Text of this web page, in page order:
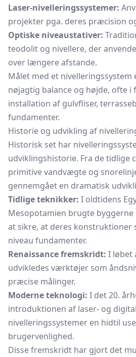
Laser-nivelleringssystemer:
projekter pga. deres præcision
Optiske niveaustativer:
teodolit og nivellere, der
over længere afstande.
Målet med et nivelleringssystem
nøjagtig balance og højde, ofte i
installation af gulvfliser,
fundamenter.
Historie og udvikling af
Historisk set har
udviklingshistorie. Fra de tidlige
primitive vandvægte og
gennemgået en dramatisk
Tidlige teknikker: I oldtidens
Mesopotamien brugte
at sikre, at deres konstruktioner
niveau fundamenter.
Renaissance fremskridt: I løbet
udvikledes værktøjer som
præcise målinger.
Moderne teknologi: I det 20.
introduktionen af laser- og
nivelleringssystemer en hidtil
brugervenlighed.
Disse fremskridt har gjort det